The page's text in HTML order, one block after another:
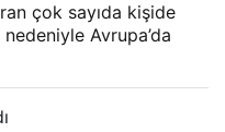
çok sayıda kişide
Avrupa’da